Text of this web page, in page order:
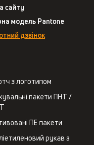
сайту
модель Pantone
дзвінок
з логотипом
пакети ПНТ /
ПЕ пакети
рукав з